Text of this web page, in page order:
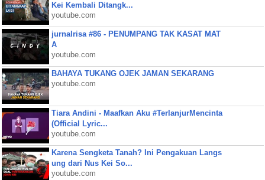
Kei Kembali Ditangk...
youtube.com
jurnalrisa #86 - PENUMPANG TAK KASAT MAT
A
youtube.com
BAHAYA TUKANG OJEK JAMAN SEKARANG
youtube.com
Tiara Andini - Maafkan Aku #TerlanjurMencinta
(Official Lyric...
youtube.com
Karena Sengketa Tanah? Ini Pengakuan Langs
ung dari Nus Kei So...
youtube.com